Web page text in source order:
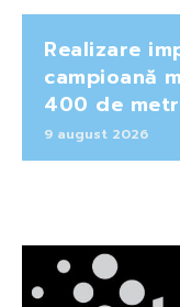
Realizare
campioană
400 de
9 august 2026